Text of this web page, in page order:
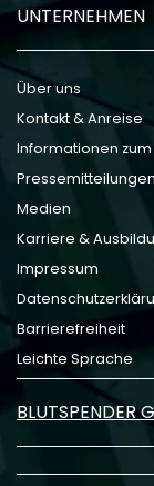
UNTERNEHMEN
Über uns
Kontakt & Anreise
Informationen
Pressemitteilungen
Medien
Karriere &
Impressum
Barrierefreiheit
Leichte Sprache
BLUTSPENDER